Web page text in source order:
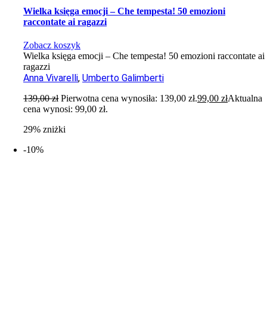
Wielka księga emocji – Che tempesta! 50 emozioni
raccontate ai ragazzi
Zobacz koszyk
Wielka księga emocji – Che tempesta! 50 emozioni raccontate ai
ragazzi
Anna Vivarelli,Umberto Galimberti
139,00zł Pierwotna cena wynosiła: 139,00 zł.99,00złAktualna
cena wynosi: 99,00 zł.
29% zniżki
-10%